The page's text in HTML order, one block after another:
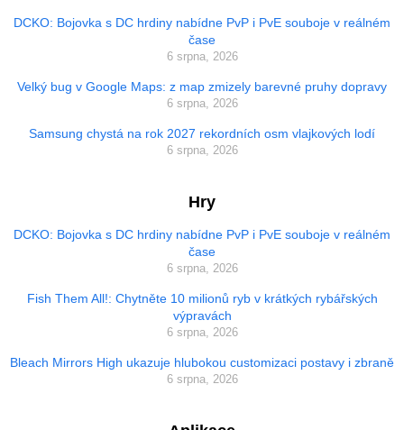
DCKO: Bojovka s DC hrdiny nabídne PvP i PvE souboje v reálném
čase
6 srpna, 2026
Velký bug v Google Maps: z map zmizely barevné pruhy dopravy
6 srpna, 2026
Samsung chystá na rok 2027 rekordních osm vlajkových lodí
6 srpna, 2026
Hry
DCKO: Bojovka s DC hrdiny nabídne PvP i PvE souboje v reálném
čase
6 srpna, 2026
Fish Them All!: Chytněte 10 milionů ryb v krátkých rybářských
výpravách
6 srpna, 2026
Bleach Mirrors High ukazuje hlubokou customizaci postavy i zbraně
6 srpna, 2026